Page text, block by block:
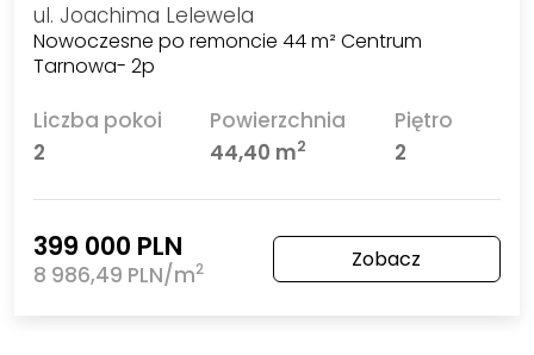
ul. Joachima Lelewela
Nowoczesne po remoncie 44 m² Centrum
Tarnowa- 2p
Liczba pokoi
2
Powierzchnia
44,40 m2
Piętro
2
399 000 PLN
8 986,49 PLN/m2 Zobacz